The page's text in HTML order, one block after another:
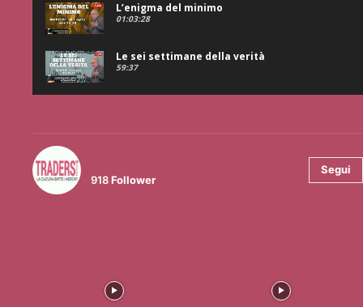
L’enigma del minimo
01:03:28
Le sei settimane della verità
59:37
918Follower
Segui